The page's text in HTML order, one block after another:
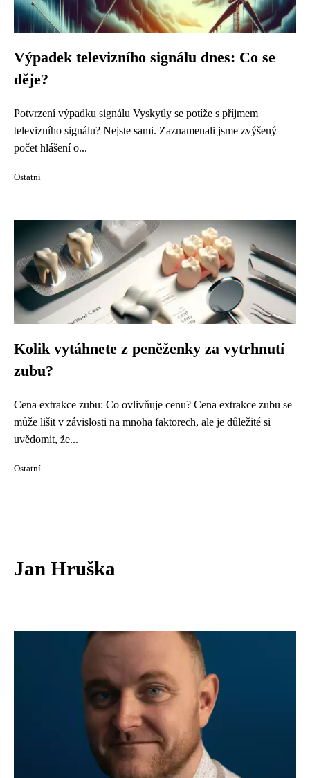
Výpadek televizního signálu dnes: Co se
děje?
Potvrzení výpadku signálu Vyskytly se potíže s příjmem
televizního signálu? Nejste sami. Zaznamenali jsme zvýšený
počet hlášení o...
Ostatní
Kolik vytáhnete z peněženky za vytrhnutí
zubu?
Cena extrakce zubu: Co ovlivňuje cenu? Cena extrakce zubu se
může lišit v závislosti na mnoha faktorech, ale je důležité si
uvědomit, že...
Ostatní
Jan Hruška